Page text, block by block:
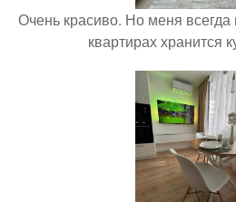
Очень красиво. Но меня всегда
квартирах хранится